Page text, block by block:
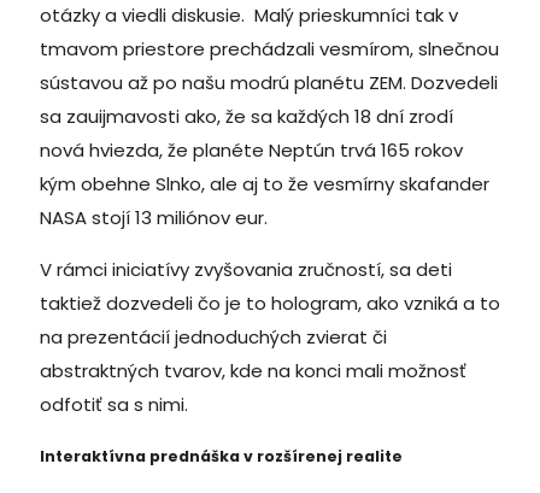
otázky a viedli diskusie. Malý prieskumníci tak v
tmavom priestore prechádzali vesmírom, slnečnou
sústavou až po našu modrú planétu ZEM. Dozvedeli
sa zauijmavosti ako, že sa každých 18 dní zrodí
nová hviezda, že planéte Neptún trvá 165 rokov
kým obehne Slnko, ale aj to že vesmírny skafander
NASA stojí 13 miliónov eur.
V rámci iniciatívy zvyšovania zručností, sa deti
taktiež dozvedeli čo je to hologram, ako vzniká a to
na prezentácií jednoduchých zvierat či
abstraktných tvarov, kde na konci mali možnosť
odfotiť sa s nimi.
Interaktívna prednáška v rozšírenej realite